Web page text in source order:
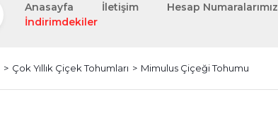
Anasayfa İletişim Hesap Numaralarımız
İndirimdekiler
Çok Yıllık Çiçek Tohumları Mimulus Çiçeği Tohumu